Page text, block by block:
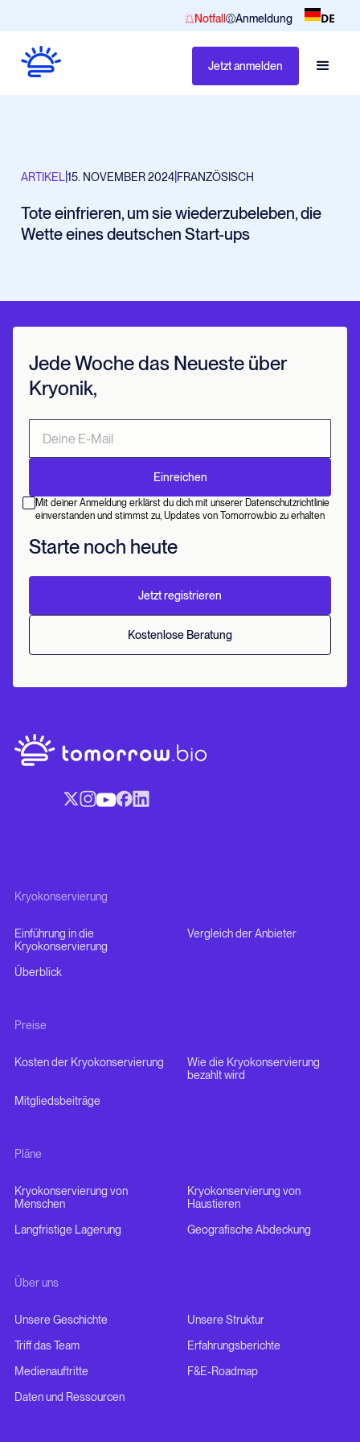
Notfall Anmeldung DE
Jetzt anmelden
ARTIKEL|15. NOVEMBER 2024 FRANZÖSISCH
Tote einfrieren, um sie wiederzubeleben, die
Wette eines deutschen Start-ups
Jede Woche das Neueste über
Kryonik,
Mit deiner Anmeldung erklärst du dich mit unserer Datenschutzrichtlinie
einverstanden und stimmst zu, Updates von Tomorrow.bio zu erhalten
Starte noch heute
Jetzt registrieren
Kostenlose Beratung
Kryokonservierung
Einführung in die
Kryokonservierung
Vergleich der Anbieter
Überblick
Preise
Kosten der Kryokonservierung
Wie die Kryokonservierung
bezahlt wird
Mitgliedsbeiträge
Pläne
Kryokonservierung von
Menschen
Kryokonservierung von
Haustieren
Langfristige Lagerung
Geografische Abdeckung
Über uns
Unsere Geschichte
Unsere Struktur
Triff das Team
Erfahrungsberichte
Medienauftritte
F&E-Roadmap
Daten und Ressourcen